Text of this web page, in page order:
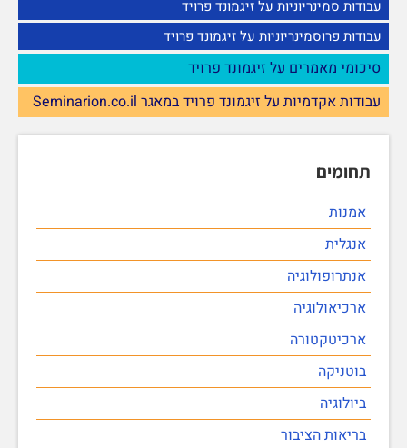
עבודות סמינריוניות על זיגמונד פרויד
עבודות פרוסמינריוניות על זיגמונד פרויד
סיכומי מאמרים על זיגמונד פרויד
עבודות אקדמיות על זיגמונד פרויד במאגר Seminarion.co.il
תחומים
אמנות
אנגלית
אנתרופולוגיה
ארכיאולוגיה
ארכיטקטורה
בוטניקה
ביולוגיה
בריאות הציבור